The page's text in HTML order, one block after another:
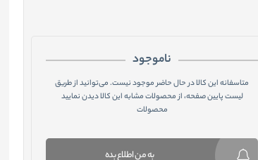
ناموجود
متاسفانه این کالا در حال حاضر موجود نیست. می‌توانید از طریق
لیست پایین صفحه، از محصولات مشابه این کالا دیدن نمایید
محصولات
به من اطلاع بده